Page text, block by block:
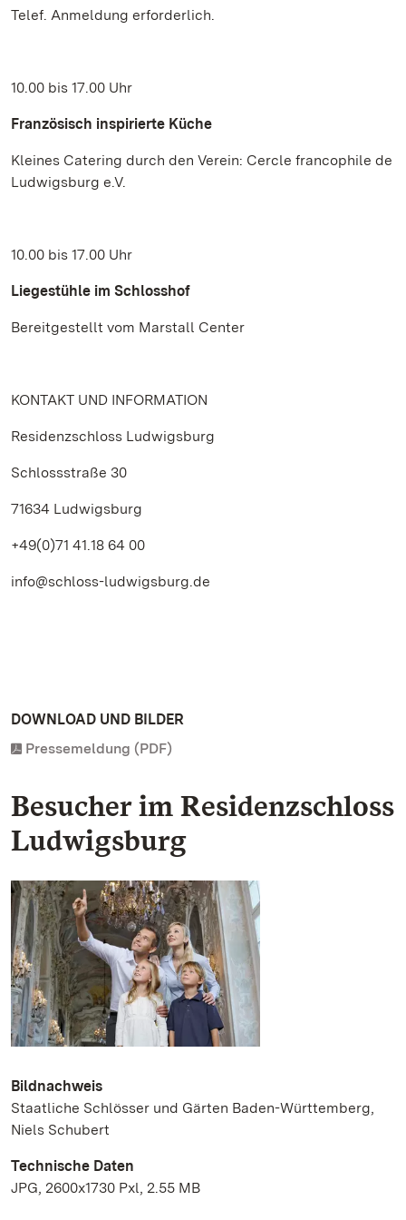
Telef. Anmeldung erforderlich.
10.00 bis 17.00 Uhr
Französisch inspirierte Küche
Kleines Catering durch den Verein: Cercle francophile de
Ludwigsburg e.V.
10.00 bis 17.00 Uhr
Liegestühle im Schlosshof
Bereitgestellt vom Marstall Center
KONTAKT UND INFORMATION
Residenzschloss Ludwigsburg
Schlossstraße 30
71634 Ludwigsburg
+49(0)71 41.18 64 00
info@schloss-ludwigsburg.de
DOWNLOAD UND BILDER
Pressemeldung (PDF)
Besucher im Residenzschloss
Ludwigsburg
Bildnachweis
Staatliche Schlösser und Gärten Baden-Württemberg,
Niels Schubert
Technische Daten
JPG, 2600x1730 Pxl, 2.55 MB